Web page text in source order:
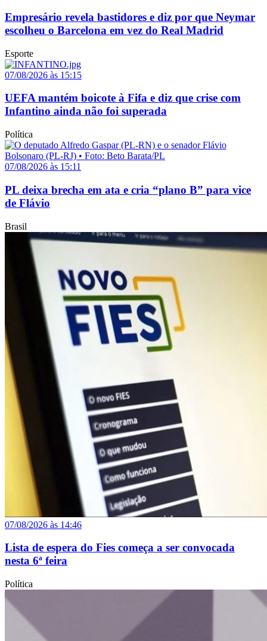
Empresário revela bastidores e diz por que Neymar
escolheu o Barcelona em vez do Real Madrid
Esporte
07/08/2026 às 15:15
UEFA mantém boicote à Fifa e diz que crise com
Infantino ainda não foi superada
Política
07/08/2026 às 15:11
PL deixa brecha em ata e cria “plano B” para vice
de Flávio
Brasil
07/08/2026 às 14:46
Lista de espera do Fies começa a ser convocada
nesta 6ª feira
Política